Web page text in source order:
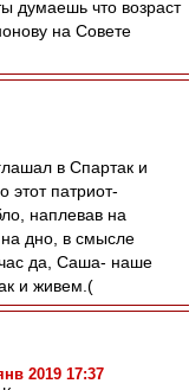
думаешь что возраст
на Совете
в Спартак и
этот патриот-
наплевав на
дно, в смысле
да, Саша- наше
и живем.(
2019 17:37